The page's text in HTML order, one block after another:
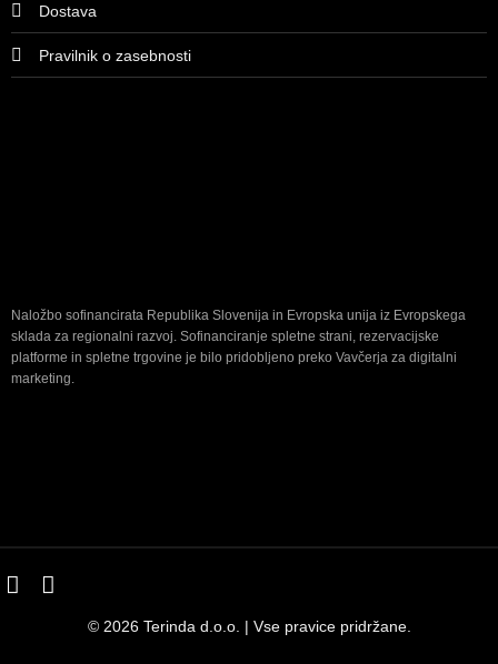
Dostava
Pravilnik o zasebnosti
Naložbo sofinancirata Republika Slovenija in Evropska unija iz Evropskega
sklada za regionalni razvoj. Sofinanciranje spletne strani, rezervacijske
platforme in spletne trgovine je bilo pridobljeno preko Vavčerja za digitalni
marketing.
© 2026 Terinda d.o.o. | Vse pravice pridržane.